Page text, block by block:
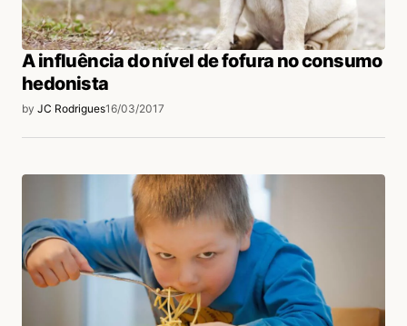
A influência do nível de fofura no consumo
hedonista
by JC Rodrigues16/03/2017